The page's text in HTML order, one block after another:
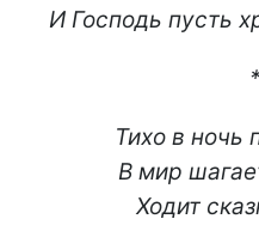
И Господь пусть
Тихо в ночь
В мир
Ходит